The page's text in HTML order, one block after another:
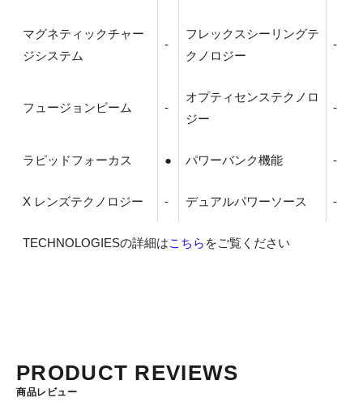
マグネティックチャー
ジシステム
-
フレックスシーリングテ
クノロジー
-
フュージョンビーム -
オプティセンステクノロ
ジー
-
ラピッドフォーカス ● パワーバンク機能 -
X レンズテクノロジー - デュアルパワーソース -
TECHNOLOGIESの詳細はこちら をご覧ください
PRODUCT REVIEWS
商品レビュー